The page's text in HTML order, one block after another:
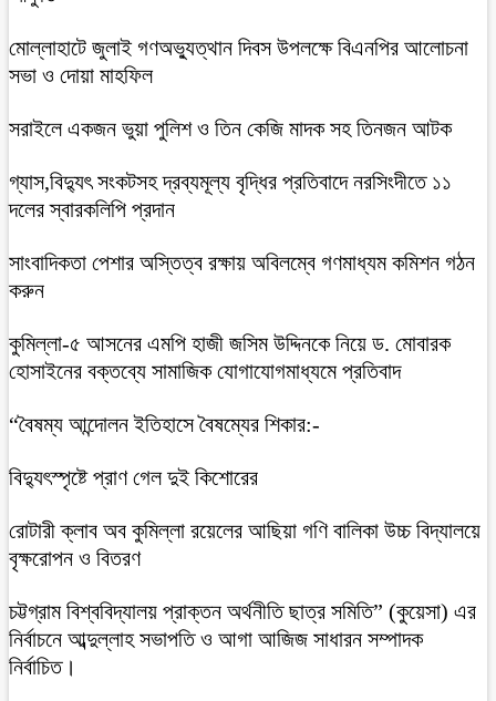
মোল্লাহাটে জুলাই গণঅভ্যুত্থান দিবস উপলক্ষে বিএনপির আলোচনা
সভা ও দোয়া মাহফিল
সরাইলে একজন ভুয়া পুলিশ ও তিন কেজি মাদক সহ তিনজন আটক
গ্যাস,বিদ্যুৎ সংকটসহ দ্রব্যমূল্য বৃদ্ধির প্রতিবাদে নরসিংদীতে ১১
দলের স্বারকলিপি প্রদান
সাংবাদিকতা পেশার অস্তিত্ব রক্ষায় অবিলম্বে গণমাধ্যম কমিশন গঠন
করুন
কুমিল্লা-৫ আসনের এমপি হাজী জসিম উদ্দিনকে নিয়ে ড. মোবারক
হোসাইনের বক্তব্যে সামাজিক যোগাযোগমাধ্যমে প্রতিবাদ
“বৈষম্য আন্দোলন ইতিহাসে বৈষম্যের শিকার:-
বিদ্যুৎস্পৃষ্টে প্রাণ গেল দুই কিশোরের
রোটারী ক্লাব অব কুমিল্লা রয়েলের আছিয়া গণি বালিকা উচ্চ বিদ্যালয়ে
বৃক্ষরোপন ও বিতরণ
চট্টগ্রাম বিশ্ববিদ্যালয় প্রাক্তন অর্থনীতি ছাত্র সমিতি” (কুয়েসা) এর
নির্বাচনে আব্দুল্লাহ সভাপতি ও আগা আজিজ সাধারন সম্পাদক
নির্বাচিত।